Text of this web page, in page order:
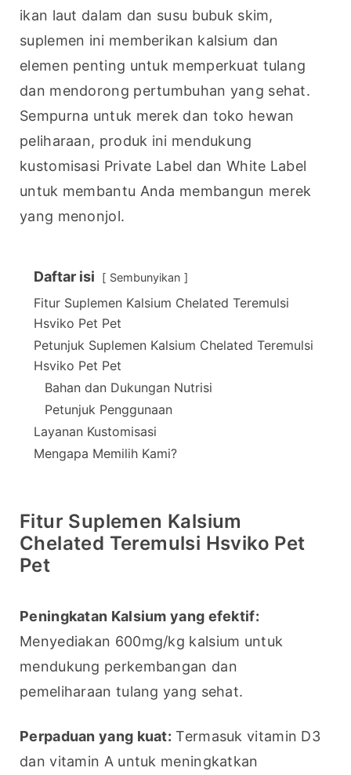
ikan laut dalam dan susu bubuk skim,
suplemen ini memberikan kalsium dan
elemen penting untuk memperkuat tulang
dan mendorong pertumbuhan yang sehat.
Sempurna untuk merek dan toko hewan
peliharaan, produk ini mendukung
kustomisasi Private Label dan White Label
untuk membantu Anda membangun merek
yang menonjol.
Daftar isi Sembunyikan
Fitur Suplemen Kalsium Chelated Teremulsi
Hsviko Pet Pet
Petunjuk Suplemen Kalsium Chelated Teremulsi
Hsviko Pet Pet
Bahan dan Dukungan Nutrisi
Petunjuk Penggunaan
Layanan Kustomisasi
Mengapa Memilih Kami?
Fitur Suplemen Kalsium
Chelated Teremulsi Hsviko Pet
Pet
Peningkatan Kalsium yang efektif:
Menyediakan 600mg/kg kalsium untuk
mendukung perkembangan dan
pemeliharaan tulang yang sehat.
Perpaduan yang kuat: Termasuk vitamin D3
dan vitamin A untuk meningkatkan